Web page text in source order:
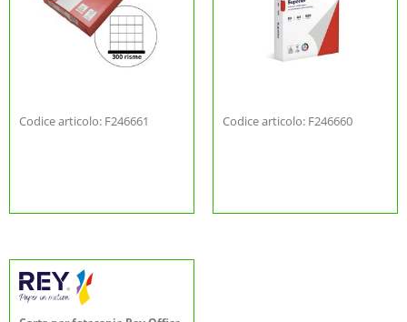
Codice articolo: F246661 Codice articolo: F246660